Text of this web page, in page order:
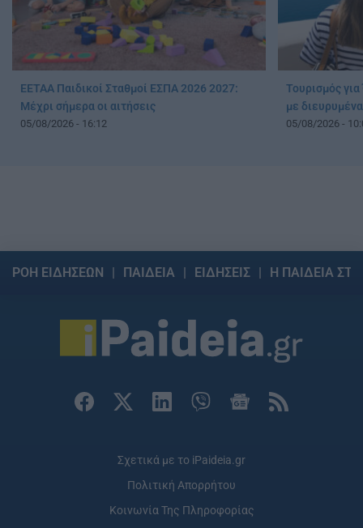
ΕΕΤΑΑ Παιδικοί Σταθμοί ΕΣΠΑ 2026 2027:
Μέχρι σήμερα οι αιτήσεις
05/08/2026 - 16:12
Τουρισμός
με
05/08/2026 -
ΡΟΗ ΕΙΔΗΣΕΩΝ ΠΑΙΔΕΙΑ ΕΙΔΗΣΕΙΣ Η ΠΑΙΔΕΙΑ
Σχετικά με το iPaideia.gr
Πολιτική Απορρήτου
Κοινωνία Της Πληροφορίας